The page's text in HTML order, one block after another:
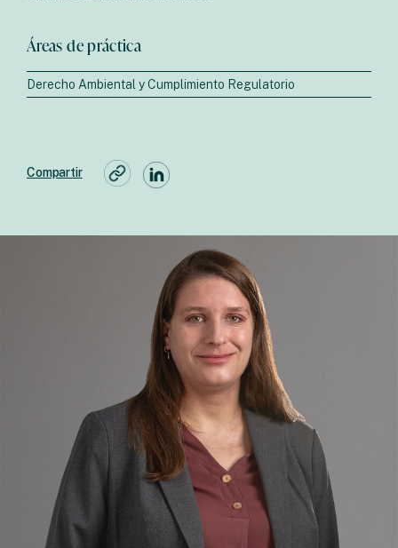
Áreas de práctica
Derecho Ambiental y Cumplimiento Regulatorio
Compartir